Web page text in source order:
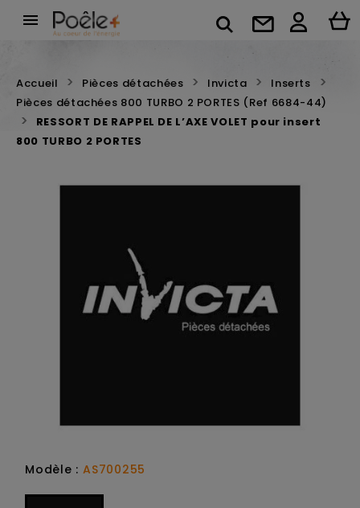

Accueil Pièces détachées Invicta
Inserts
Pièces détachées 800 TURBO 2 PORTES (Ref 6684-44)
RESSORT DE RAPPEL DE L’AXE VOLET pour insert
800 TURBO 2 PORTES
Modèle :AS700255